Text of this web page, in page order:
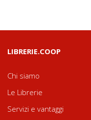
LIBRERIE.COOP
Chi siamo
Le Librerie
Servizi e vantaggi